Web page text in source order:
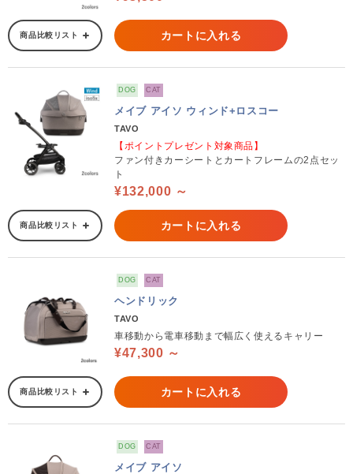
商品比較リスト カートに入れる
DOG CAT
メイブ アイソ ウィンド+ロスコー
TAVO
【ポイントプレゼント対象商品】
ファン付きカーシートとカートフレームの2点セッ
ト
¥132,000 ～
商品比較リスト カートに入れる
DOG CAT
ヘンドリック
TAVO
車移動から電車移動まで幅広く使えるキャリー
¥47,300 ～
商品比較リスト カートに入れる
DOG CAT
メイブ アイソ